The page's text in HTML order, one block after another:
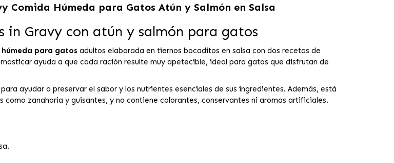
Comida Húmeda para Gatos Atún y Salmón en Salsa
in Gravy con atún y salmón para gatos
para gatos adultos elaborada en tiernos bocaditos en salsa con dos recetas de
ayuda a que cada ración resulte muy apetecible, ideal para gatos que disfrutan de
ayudar a preservar el sabor y los nutrientes esenciales de sus ingredientes. Además, está
zanahoria y guisantes, y no contiene colorantes, conservantes ni aromas artificiales.